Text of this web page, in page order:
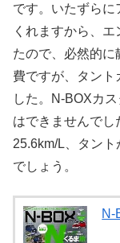
です。いたずらに
くれますから、
たので、必然的
費ですが、タン
した。N-BOXカ
はできませんで
25.6km/L、タン
でしょう。
N-